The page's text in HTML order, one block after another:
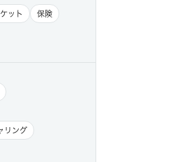
ット 保険
リング